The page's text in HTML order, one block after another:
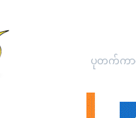
ပုတက်ကာတွ